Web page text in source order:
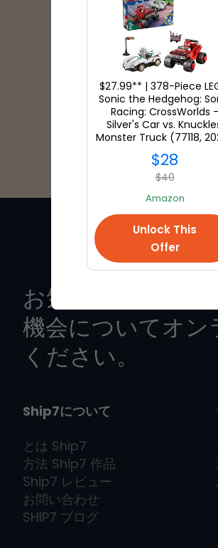
お気に入りのブラ
機会についてオ
ください。
Ship7について
とは Ship7
方法 Ship7 作品
Ship7 レビュー
お問い合わせ
SHIP7 ブログ
$27.99** | 378-Piece
Sonic the Hedgehog:
Racing: CrossWorlds -
Silver's Car vs.
Monster Truck (77118,
at Amazon
$28
$40
Amazon
Unlock This
Offer